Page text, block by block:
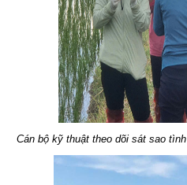
Cán bộ kỹ thuật theo dõi sát sao